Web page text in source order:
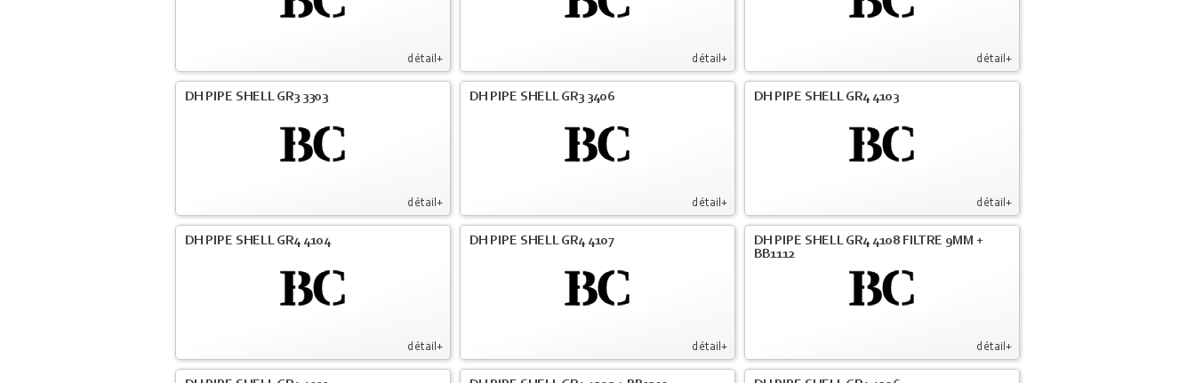
détail+ détail+ détail+
détail+
DH PIPE SHELL GR3 3303
détail+
DH PIPE SHELL GR3 3406
détail+
DH PIPE SHELL GR4 4103
détail+
DH PIPE SHELL GR4 4104
détail+
DH PIPE SHELL GR4 4107
détail+
DH PIPE SHELL GR4 4108 FILTRE 9MM +
BB1112